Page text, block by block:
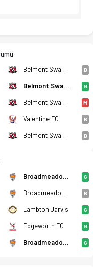
Belmont Swansea United FK B
Belmont Swansea United FK G
Belmont Swansea United FK M
Valentine FC B
Belmont Swansea United FK B
Broadmeadow Magic FC G
Broadmeadow Magic FC B
Lambton Jarvis G
Edgeworth FC G
Broadmeadow Magic FC G